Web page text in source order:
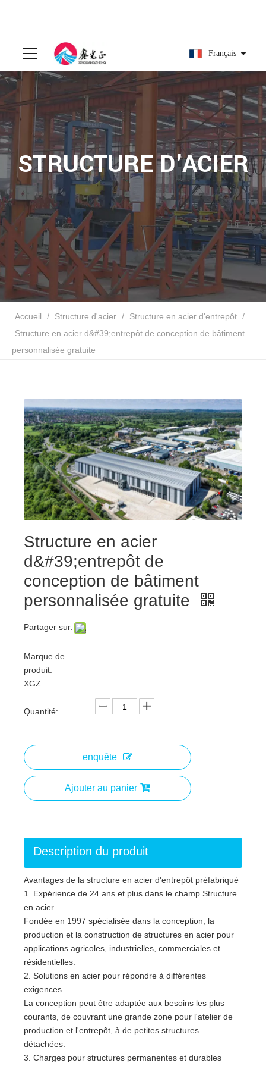
Français
STRUCTURE D'ACIER
Accueil / Structure d'acier / Structure en acier d'entrepôt /
Structure en acier d&#39;entrepôt de conception de bâtiment
personnalisée gratuite
Structure en acier
d&#39;entrepôt de
conception de bâtiment
personnalisée gratuite
Partager sur:
Marque de
produit:
XGZ
Quantité:
enquête
Ajouter au panier
Description du produit
Avantages de la structure en acier d'entrepôt préfabriqué
1. Expérience de 24 ans et plus dans le champ Structure
en acier
Fondée en 1997 spécialisée dans la conception, la
production et la construction de structures en acier pour
applications agricoles, industrielles, commerciales et
résidentielles.
2. Solutions en acier pour répondre à différentes
exigences
La conception peut être adaptée aux besoins les plus
courants, de couvrant une grande zone pour l'atelier de
production et l'entrepôt, à de petites structures
détachées.
3. Charges pour structures permanentes et durables